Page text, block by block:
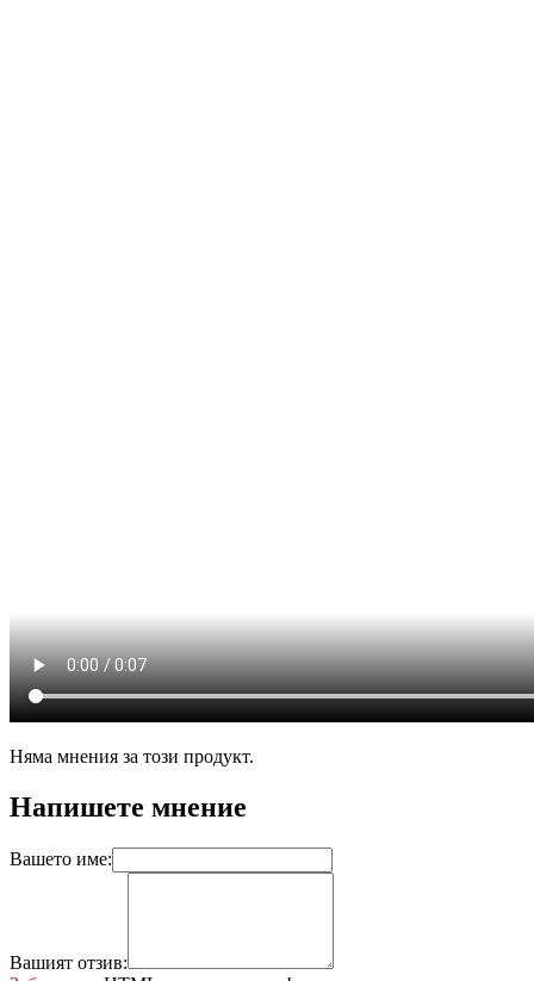
Няма мнения за този продукт.
Напишете мнение
Вашето име:
Вашият отзив: